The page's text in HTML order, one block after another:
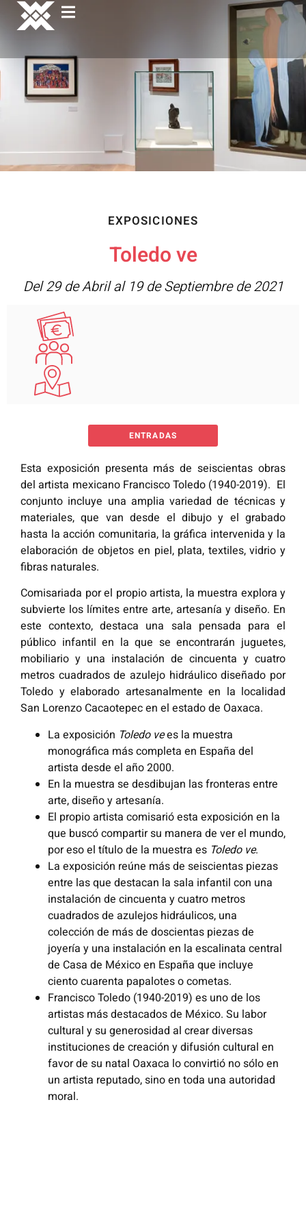
EXPOSICIONES
Toledo ve
Del 29 de Abril al 19 de Septiembre de 2021
ENTRADAS
Esta exposición presenta más de seiscientas obras
del artista mexicano Francisco Toledo (1940-2019). El
conjunto incluye una amplia variedad de técnicas y
materiales, que van desde el dibujo y el grabado
hasta la acción comunitaria, la gráfica intervenida y la
elaboración de objetos en piel, plata, textiles, vidrio y
fibras naturales.
Comisariada por el propio artista, la muestra explora y
subvierte los límites entre arte, artesanía y diseño. En
este contexto, destaca una sala pensada para el
público infantil en la que se encontrarán juguetes,
mobiliario y una instalación de cincuenta y cuatro
metros cuadrados de azulejo hidráulico diseñado por
Toledo y elaborado artesanalmente en la localidad
San Lorenzo Cacaotepec en el estado de Oaxaca.
La exposición Toledo vees la muestra
monográfica más completa en España del
artista desde el año 2000.
En la muestra se desdibujan las fronteras entre
arte, diseño y artesanía.
El propio artista comisarió esta exposición en la
que buscó compartir su manera de ver el mundo,
por eso el título de la muestra es Toledo ve.
La exposición reúne más de seiscientas piezas
entre las que destacan la sala infantil con una
instalación de cincuenta y cuatro metros
cuadrados de azulejos hidráulicos, una
colección de más de doscientas piezas de
joyería y una instalación en la escalinata central
de Casa de México en España que incluye
ciento cuarenta papalotes o cometas.
Francisco Toledo (1940-2019) es uno de los
artistas más destacados de México. Su labor
cultural y su generosidad al crear diversas
instituciones de creación y difusión cultural en
favor de su natal Oaxaca lo convirtió no sólo en
un artista reputado, sino en toda una autoridad
moral.